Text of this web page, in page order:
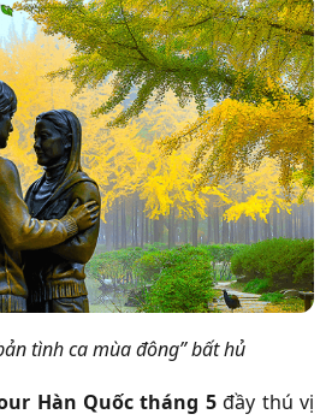
tình ca mùa đông” bất hủ
Hàn Quốc tháng 5đầy thú vị